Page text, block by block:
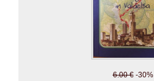
6.00 €-30%